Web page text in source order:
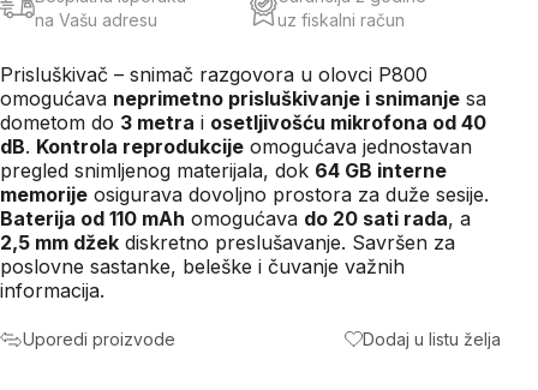
Prisluškivač – snimač razgovora u olovci P800
omogućava neprimetno prisluškivanje i snimanje sa
dometom do 3 metra i osetljivošću mikrofona od 40
dB. Kontrola reprodukcije omogućava jednostavan
pregled snimljenog materijala, dok 64 GB interne
memorije osigurava dovoljno prostora za duže sesije.
Baterija od 110 mAh omogućava do 20 sati rada, a
2,5 mm džek diskretno preslušavanje. Savršen za
poslovne sastanke, beleške i čuvanje važnih
informacija.
Uporedi proizvode Dodaj u listu želja
na Vašu adresu
uz fiskalni račun